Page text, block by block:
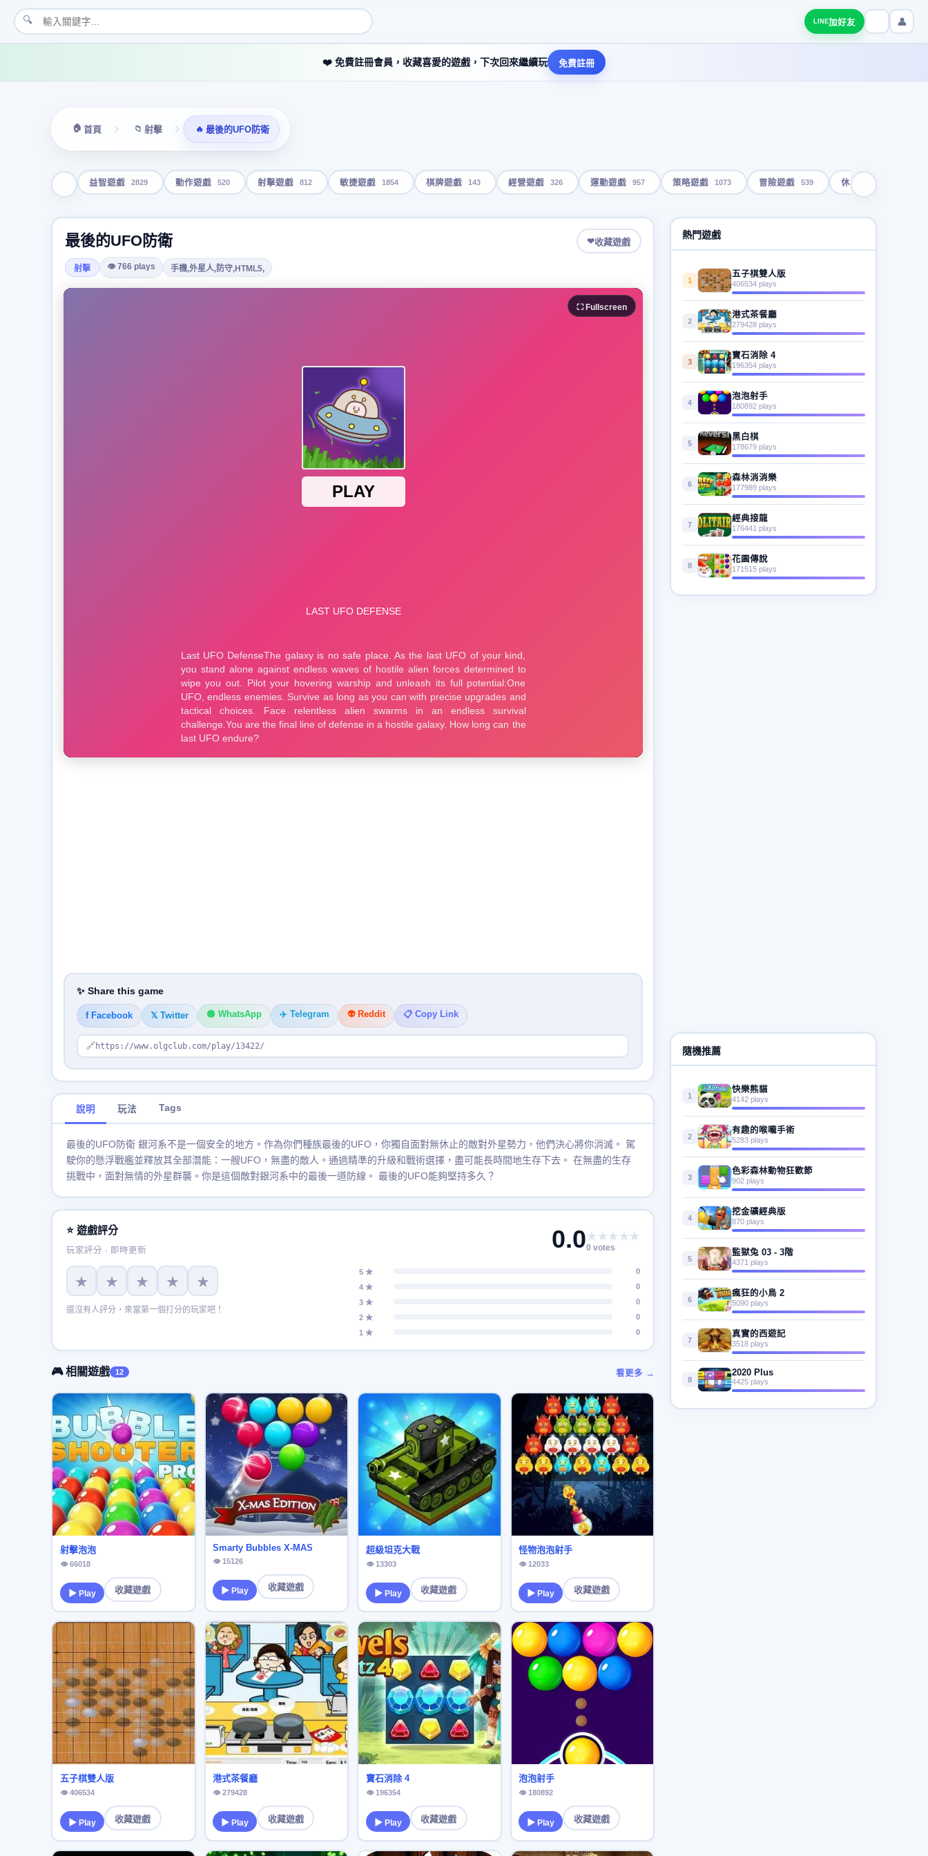
🔍 LINE加好友 👤
❤️ 免費註冊會員，收藏喜愛的遊戲，下次回來繼續玩 免費註冊
🏠 首頁 📁 射擊 🔥 最後的UFO防衛
益智遊戲 2829 動作遊戲 520 射擊遊戲 812 敏捷遊戲 1854 棋牌遊戲 143 經營遊戲 326 運動遊戲 957 策略遊戲 1073 冒險遊戲 539 休閒遊戲
最後的UFO防衛 ❤收藏遊戲
射擊 👁 766 plays 手機,外星人,防守,HTML5,
⛶ Fullscreen
✨ Share this game
f Facebook 𝕏 Twitter 🟢 WhatsApp ✈️ Telegram 👽 Reddit 📋 Copy Link
🔗 https://www.olgclub.com/play/13422/
說明 玩法 Tags
最後的UFO防衛 銀河系不是一個安全的地方。作為你們種族最後的UFO，你獨自面對無休止的敵對外星勢力，他們決心將你消滅。 駕
駛你的懸浮戰艦並釋放其全部潛能：一艘UFO，無盡的敵人。通過精準的升級和戰術選擇，盡可能長時間地生存下去。 在無盡的生存
挑戰中，面對無情的外星群襲。你是這個敵對銀河系中的最後一道防線。 最後的UFO能夠堅持多久？
⭐ 遊戲評分
玩家評分 · 即時更新 0.0★★★★★
0 votes
★ ★ ★ ★ ★
還沒有人評分，來當第一個打分的玩家吧！
5 ★
0
4 ★
0
3 ★
0
2 ★
0
1 ★
0
🎮 相關遊戲 12 看更多 →
射擊泡泡
👁 66018
▶ Play 收藏遊戲
Smarty Bubbles X-MAS
👁 15126
▶ Play 收藏遊戲
超級坦克大戰
👁 13303
▶ Play 收藏遊戲
怪物泡泡射手
👁 12033
▶ Play 收藏遊戲
五子棋雙人版
👁 406534
▶ Play 收藏遊戲
港式茶餐廳
👁 279428
▶ Play 收藏遊戲
寶石消除 4
👁 196354
▶ Play 收藏遊戲
泡泡射手
👁 180892
▶ Play 收藏遊戲
熱門遊戲
1
五子棋雙人版
406534 plays
2
港式茶餐廳
279428 plays
3
寶石消除 4
196354 plays
4
泡泡射手
180892 plays
5
黑白棋
178679 plays
6
森林消消樂
177989 plays
7
經典接龍
176441 plays
8
花園傳說
171515 plays
隨機推薦
1
快樂熊貓
4142 plays
2
有趣的喉嚨手術
5283 plays
3
色彩森林動物狂歡節
902 plays
4
挖金礦經典版
870 plays
5
監獄兔 03 - 3階
4371 plays
6
瘋狂的小鳥 2
5090 plays
7
真實的西遊記
3518 plays
8
2020 Plus
4425 plays